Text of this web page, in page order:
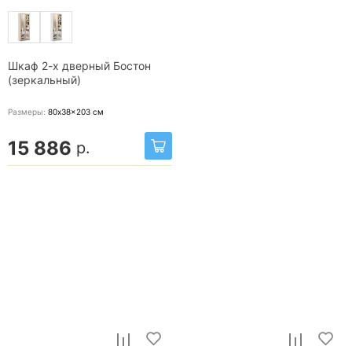
Шкаф 2-х дверный Бостон
(зеркальный)
Размеры: 80x38x203 см
15 886 р.